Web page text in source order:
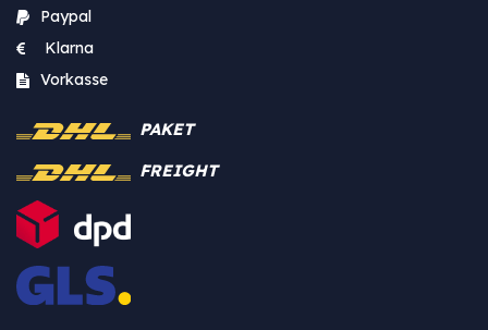
Paypal
Klarna
Vorkasse
PAKET
FREIGHT